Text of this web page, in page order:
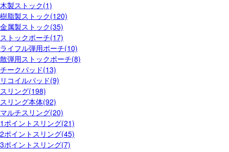
木製ストック(1)
樹脂製ストック(120)
金属製ストック(35)
ストックポーチ(17)
ライフル弾用ポーチ(10)
散弾用ストックポーチ(8)
チークパッド(13)
リコイルパッド(9)
スリング(198)
スリング本体(92)
マルチスリング(20)
1ポイントスリング(21)
2ポイントスリング(45)
3ポイントスリング(7)